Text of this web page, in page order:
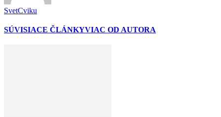
SvetCviku
SÚVISIACE ČLÁNKYVIAC OD AUTORA